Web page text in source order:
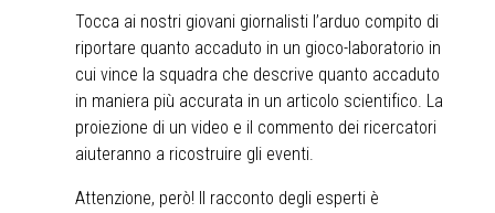
Tocca ai nostri giovani giornalisti l’arduo compito di
riportare quanto accaduto in un gioco-laboratorio in
cui vince la squadra che descrive quanto accaduto
in maniera più accurata in un articolo scientifico. La
proiezione di un video e il commento dei ricercatori
aiuteranno a ricostruire gli eventi.
Attenzione, però! Il racconto degli esperti è